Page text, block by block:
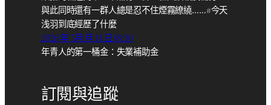
與此同時還有一群人總是忍不住煙霧繚繞……#今天
浅羽到底經歷了什麼
2026 年 5月 月 14 日 18:30
年青人的第一桶金：失業補助金
訂閱與追蹤